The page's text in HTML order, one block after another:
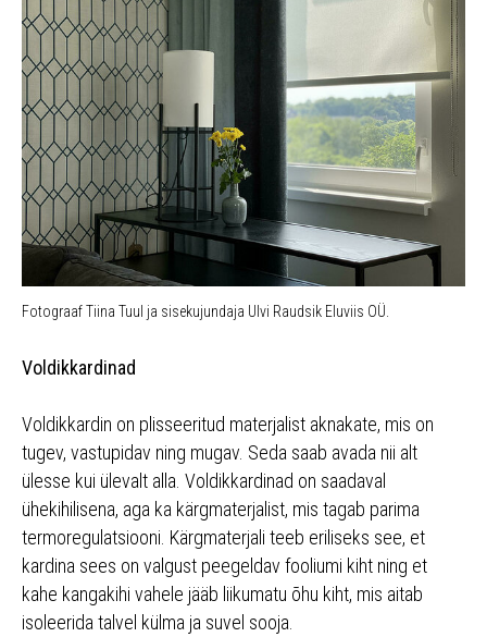
Fotograaf Tiina Tuul ja sisekujundaja Ulvi Raudsik Eluviis OÜ.
Voldikkardinad
Voldikkardin on plisseeritud materjalist aknakate, mis on
tugev, vastupidav ning mugav. Seda saab avada nii alt
ülesse kui ülevalt alla. Voldikkardinad on saadaval
ühekihilisena, aga ka kärgmaterjalist, mis tagab parima
termoregulatsiooni. Kärgmaterjali teeb eriliseks see, et
kardina sees on valgust peegeldav fooliumi kiht ning et
kahe kangakihi vahele jääb liikumatu õhu kiht, mis aitab
isoleerida talvel külma ja suvel sooja.